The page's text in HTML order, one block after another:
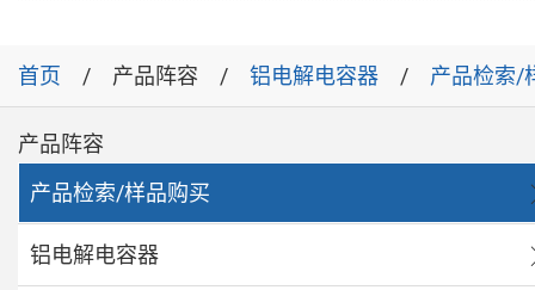
首页 产品阵容 铝电解电容器 产品检索/
产品阵容
产品检索/样品购买
铝电解电容器